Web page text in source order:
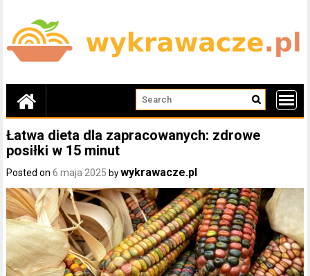
content
Łatwa dieta dla zapracowanych: zdrowe
posiłki w 15 minut
Posted on6 maja 2025 bywykrawacze.pl